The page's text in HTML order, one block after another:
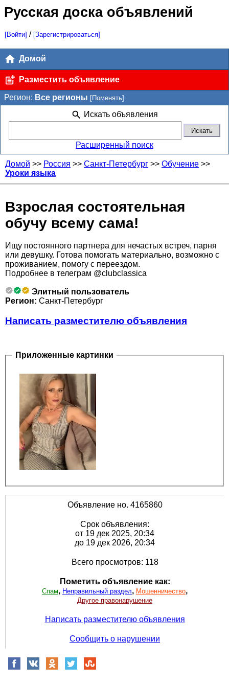
Русская доска объявлений
[Войти] / [Зарегистрироваться]
Домой
Разместить объявление
Регион: Все регионы [Поменять]
Искать объявления
Расширенный поиск
Домой >> Россия >> Санкт-Петербург >> Обучение >>
Уроки языка
Взрослая состоятельная
обучу всему сама!
Ищу постоянного партнера для нечастых встреч, парня
или девушку. Готова помогать материально, возможно с
проживанием, помогу с переездом.
Подрoбнее в телеграм @clubclassica
Элитный пользователь
Регион: Санкт-Петербург
Написать разместителю объявления
Приложенные картинки
Объявление но. 4165860
Срок объявления:
от 19 дек 2025, 20:34
до 19 дек 2026, 20:34
Всего просмотров: 118
Пометить объявление как:
Спам, Неправильный раздел, Мошенничество,
Другое правонарушение
Написать разместителю объявления
Сообщить о нарушении